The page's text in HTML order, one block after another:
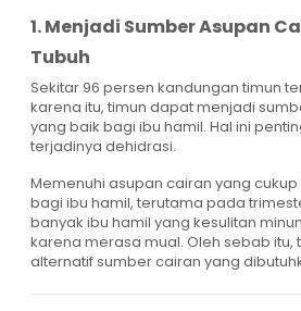
1. Menjadi Sumber Asupan
Tubuh
Sekitar 96 persen kandungan timun
karena itu, timun dapat menjadi
yang baik bagi ibu hamil. Hal ini
terjadinya dehidrasi.
Memenuhi asupan cairan yang
bagi ibu hamil, terutama pada
banyak ibu hamil yang kesulitan
karena merasa mual. Oleh sebab itu,
alternatif sumber cairan yang